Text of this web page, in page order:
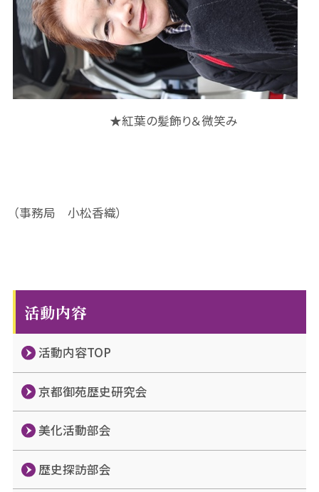
活動内容
活動内容TOP
京都御苑歴史研究会
美化活動部会
歴史探訪部会
★紅葉の髪飾り＆微笑み
（事務局 小松香織）